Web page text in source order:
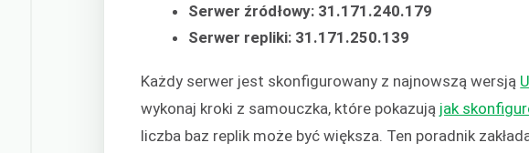
Serwer źródłowy: 31.171.240.179
Serwer repliki: 31.171.250.139
Każdy serwer jest skonfigurowany z najnowszą wersją
wykonaj kroki z samouczka, które pokazują jak
liczba baz replik może być większa. Ten poradnik